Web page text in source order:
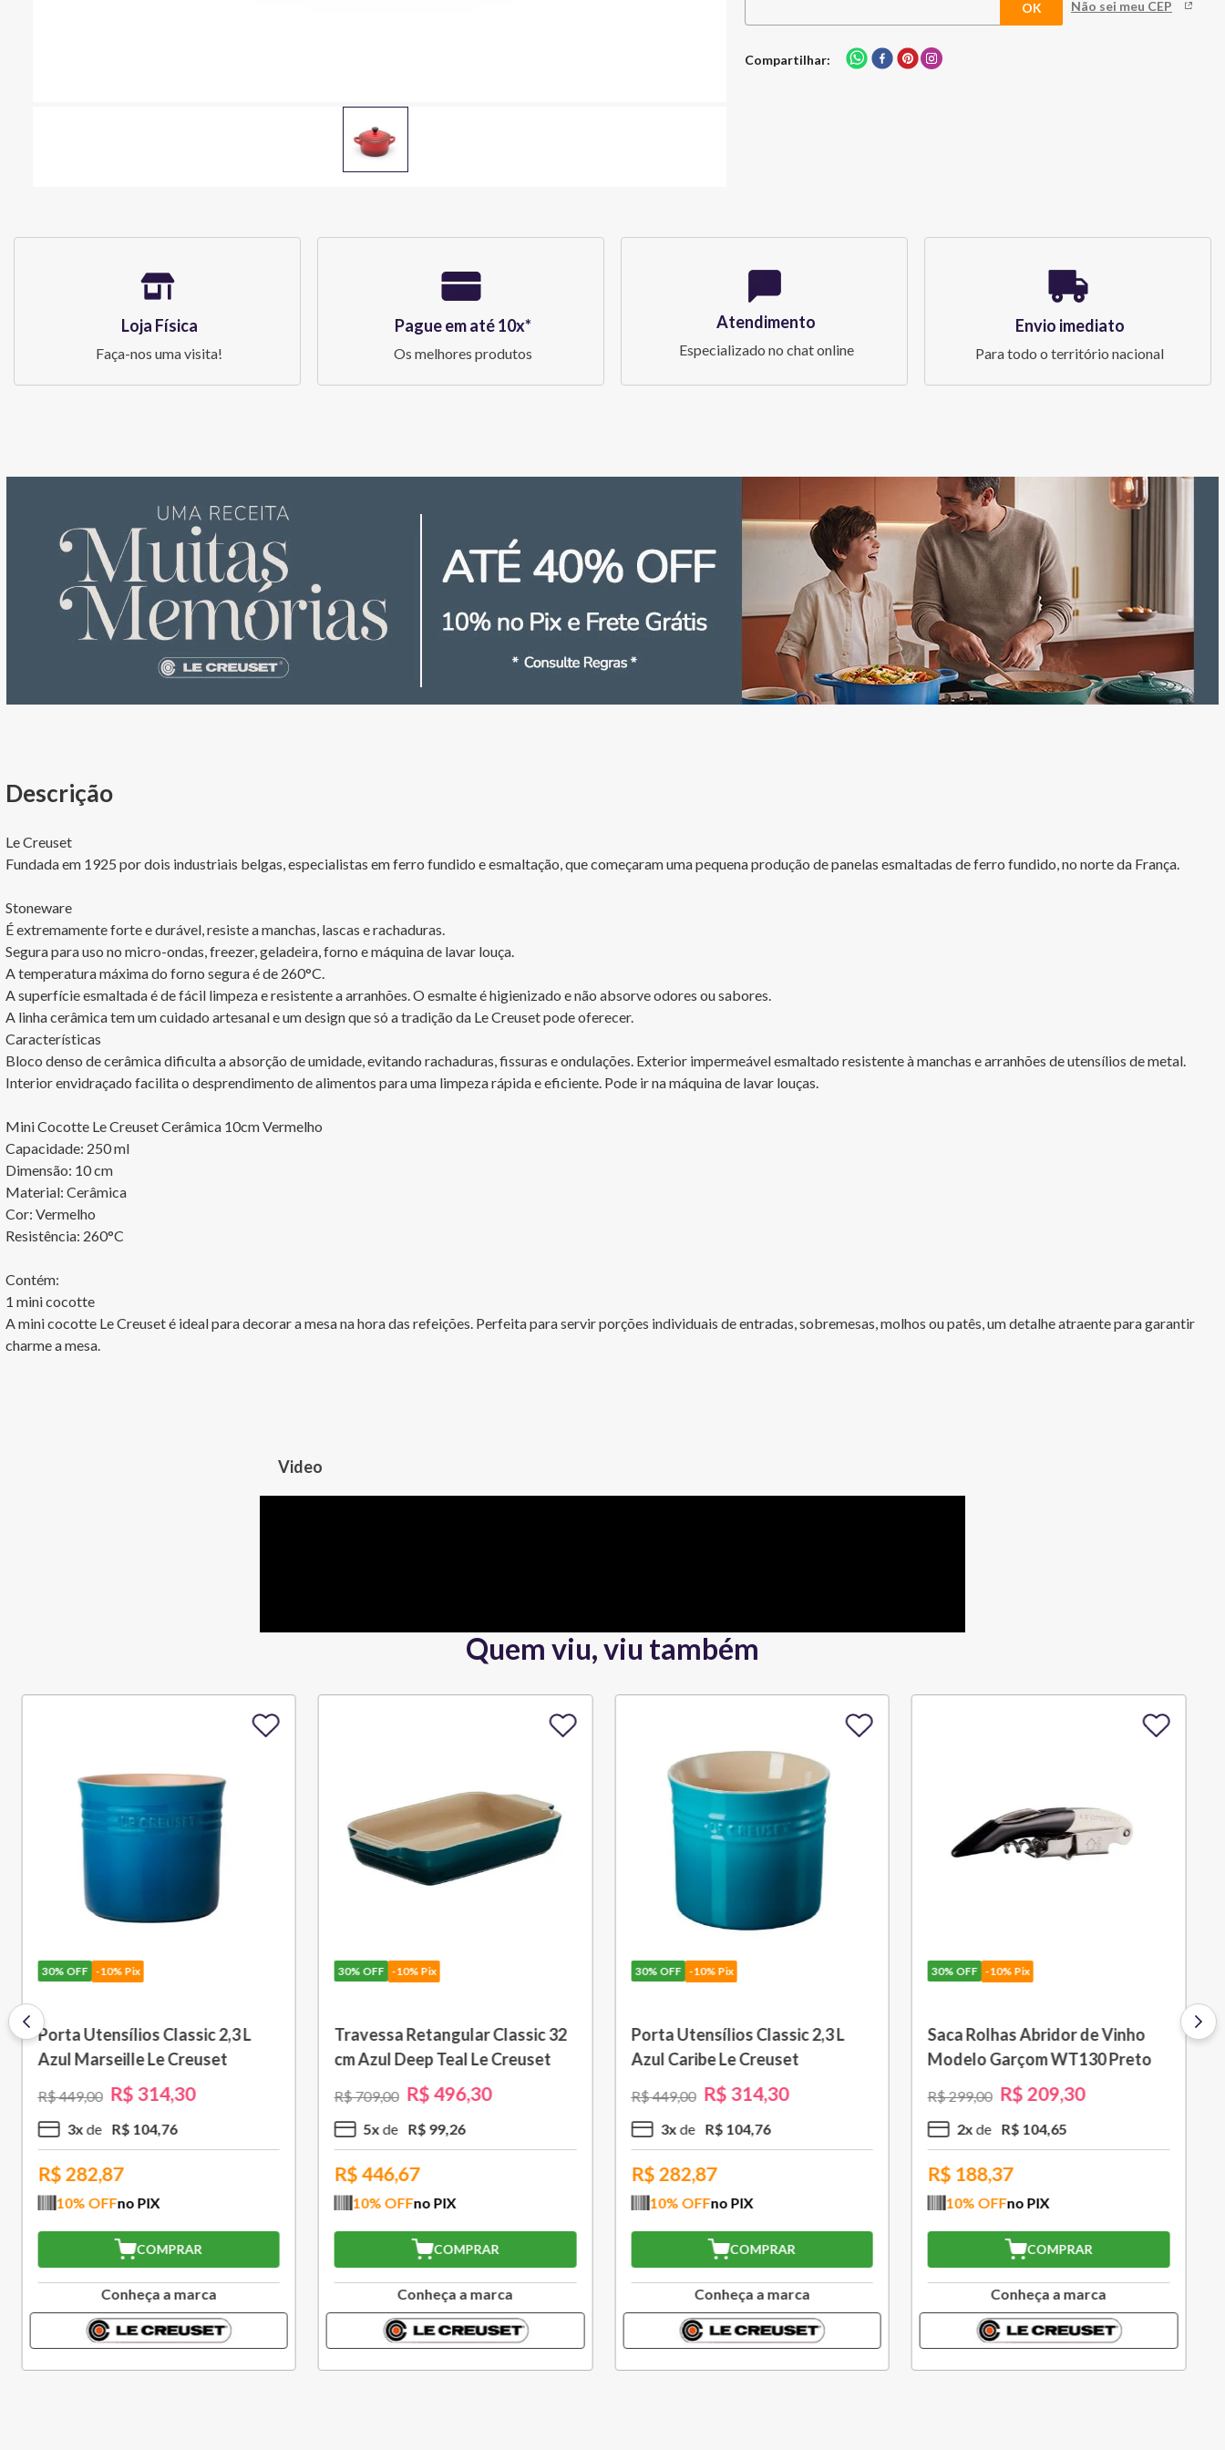
Não sei meu CEP
Compartilhar
Loja Física
Faça-nos uma visita!
Pague em até 10x*
Os melhores produtos
Atendimento
Especializado no chat online
Envio imediato
Para todo o território nacional
Le Creuset
Fundada em 1925 por dois industriais belgas, especialistas em ferro fundido e esmaltação, que começaram uma pequena produção de panelas esmaltadas de ferro fundido, no norte da França.
Stoneware
É extremamente forte e durável, resiste a manchas, lascas e rachaduras.
Segura para uso no micro-ondas, freezer, geladeira, forno e máquina de lavar louça.
A temperatura máxima do forno segura é de 260°C.
A superfície esmaltada é de fácil limpeza e resistente a arranhões. O esmalte é higienizado e não absorve odores ou sabores.
A linha cerâmica tem um cuidado artesanal e um design que só a tradição da Le Creuset pode oferecer.
Características
Bloco denso de cerâmica dificulta a absorção de umidade, evitando rachaduras, fissuras e ondulações. Exterior impermeável esmaltado resistente à manchas e arranhões de utensílios de metal.
Interior envidraçado facilita o desprendimento de alimentos para uma limpeza rápida e eficiente. Pode ir na máquina de lavar louças.
Mini Cocotte Le Creuset Cerâmica 10cm Vermelho
Capacidade: 250 ml
Dimensão: 10 cm
Material: Cerâmica
Cor: Vermelho
Resistência: 260°C
Contém:
1 mini cocotte
A mini cocotte Le Creuset é ideal para decorar a mesa na hora das refeições. Perfeita para servir porções individuais de entradas, sobremesas, molhos ou patês, um detalhe atraente para garantir
charme a mesa.
Video
Quem viu, viu também
30%OFF -10% Pix
Travessa Retangular Classic 32
cm Azul Deep Teal Le Creuset
R$709,00 R$496,30
5 x R$99 ,26
R$446,67
10% OFFno PIX
COMPRAR
Conheça a marca
30%OFF -10% Pix
Porta Utensílios Classic 2,3 L
Azul Caribe Le Creuset
R$449,00 R$314,30
3 x R$104,
R$282,87
10% OFFno PIX
COMPRAR
Conheça a marca
30%OFF -10% Pix
Saca Rolhas Abridor de Vinho
Modelo Garçom WT130 Preto
Le Creuset
R$299,00 R$209,30
2 x R$104,65
R$188,37
10% OFFno PIX
COMPRAR
Conheça a marca
30%OFF -10% Pix
Molheira 460ml Azul Caribe Le
Creuset
R$309,00 R$216,30
2 x R$ 108,15
R$ 194,67
10% OFFno PIX
COMPRAR
Conheça a marca